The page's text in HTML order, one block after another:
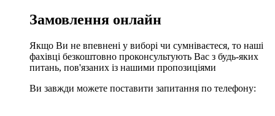
Замовлення онлайн
Якщо Ви не впевнені у виборі чи сумніваєтеся, то наші
фахівці безкоштовно проконсультують Вас з будь-яких
питань, пов'язаних із нашими пропозиціями
Ви завжди можете поставити запитання по телефону: